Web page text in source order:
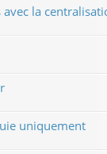
la
uniquement